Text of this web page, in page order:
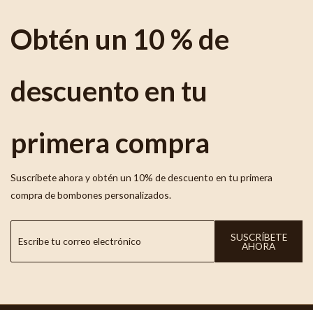
Obtén un 10 % de
descuento en tu
primera compra
Suscríbete ahora y obtén un 10% de descuento en tu primera
compra de bombones personalizados.
SUSCRÍBETE
AHORA